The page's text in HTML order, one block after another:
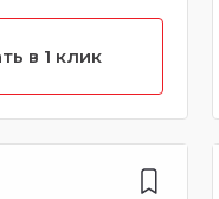
h6 (дизель)
в 1 клик